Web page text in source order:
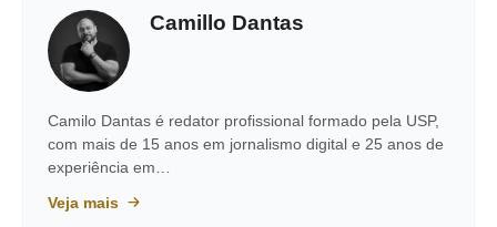
Camillo Dantas
Camilo Dantas é redator profissional formado pela USP,
com mais de 15 anos em jornalismo digital e 25 anos de
experiência em…
Veja mais